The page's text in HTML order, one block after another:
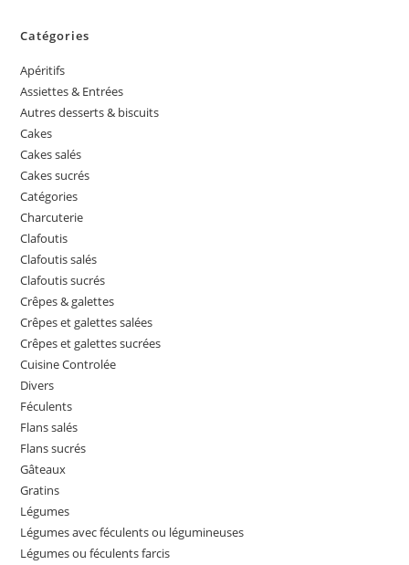
Catégories
Apéritifs
Assiettes & Entrées
Autres desserts & biscuits
Cakes
Cakes salés
Cakes sucrés
Catégories
Charcuterie
Clafoutis
Clafoutis salés
Clafoutis sucrés
Crêpes & galettes
Crêpes et galettes salées
Crêpes et galettes sucrées
Cuisine Controlée
Divers
Féculents
Flans salés
Flans sucrés
Gâteaux
Gratins
Légumes
Légumes avec féculents ou légumineuses
Légumes ou féculents farcis